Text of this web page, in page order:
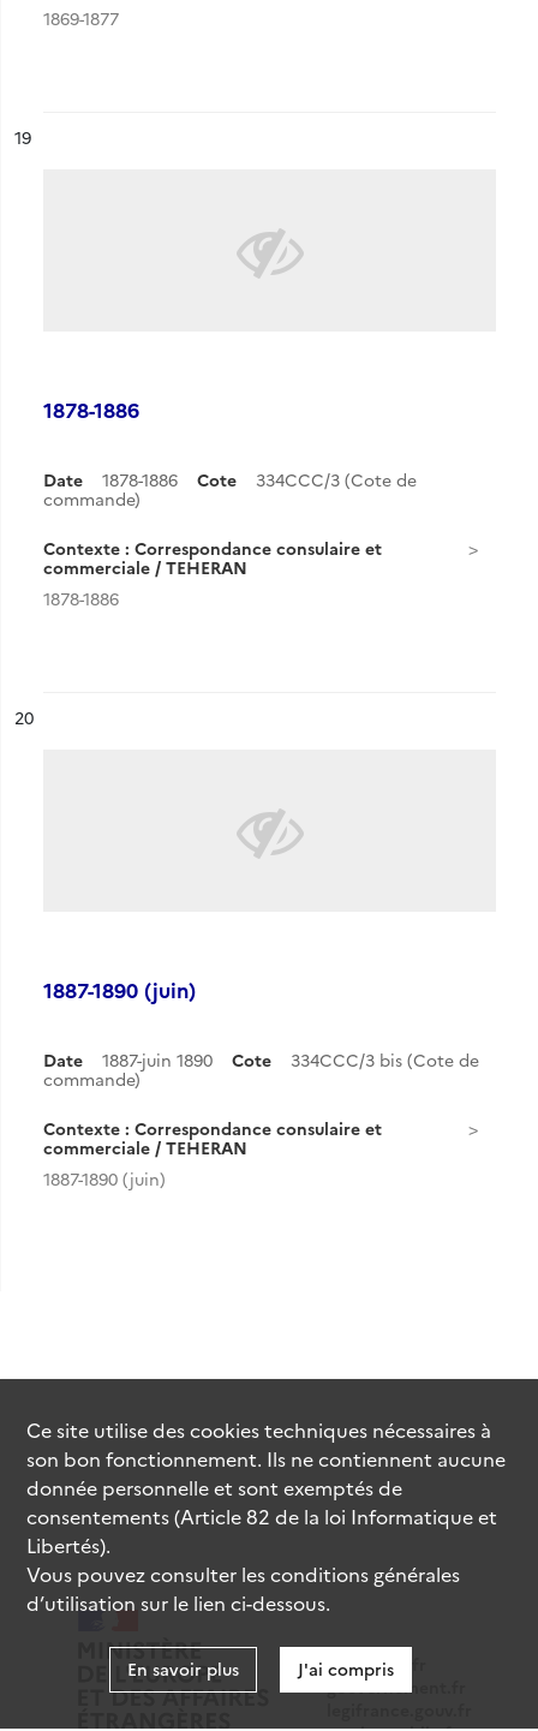
1869-1877
n°
19
1878-1886
Date 1878-1886 Cote
334CCC/3 (Cote de
commande)
Contexte : Correspondance consulaire et
commerciale / TEHERAN
1878-1886
n°
20
1887-1890 (juin)
Date 1887-juin 1890 Cote
334CCC/3 bis (Cote de
commande)
Contexte : Correspondance consulaire et
commerciale / TEHERAN
1887-1890 (juin)
data.gouv.fr
gouvernement.fr
Ce site utilise descookiestechniques nécessaires à
son bon fonctionnement. Ils ne contiennent aucune
donnée personnelle et sont exemptés de
consentements (Article 82 de la loi Informatique et
Libertés).
Vous pouvez consulter les conditions générales
d’utilisation sur le lien ci-dessous.
En savoir plus J'ai compris